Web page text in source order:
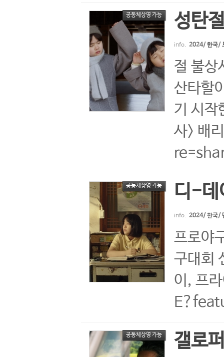
공동체상영 가능 성탄
info. 2024/ 한국/
절 불상
산타할
기 시작
사> 배
공동체상영 가능 디-데
info. 2024/ 한국/
프로야
구대회
이, 프
공동체상영 가능 갤로